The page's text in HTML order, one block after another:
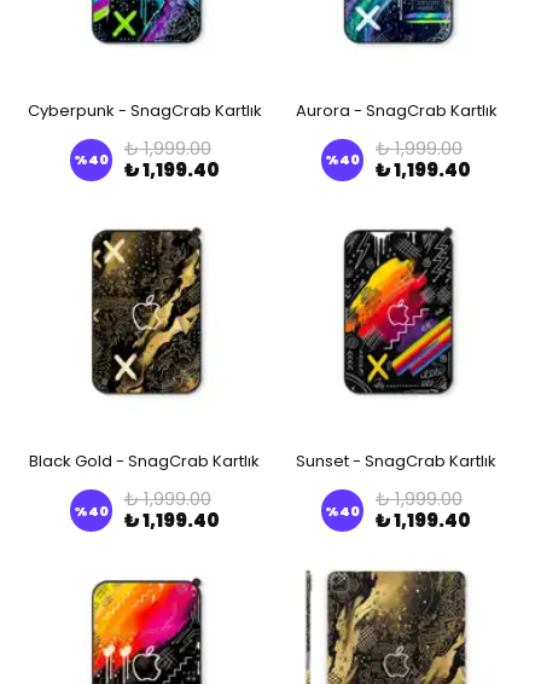
Cyberpunk - SnagCrab Kartlık
%40
₺ 1,999.00
₺ 1,199.40
Aurora - SnagCrab Kartlık
%40
₺ 1,999.00
₺ 1,199.40
Black Gold - SnagCrab Kartlık
%40
₺ 1,999.00
₺ 1,199.40
Sunset - SnagCrab Kartlık
%40
₺ 1,999.00
₺ 1,199.40